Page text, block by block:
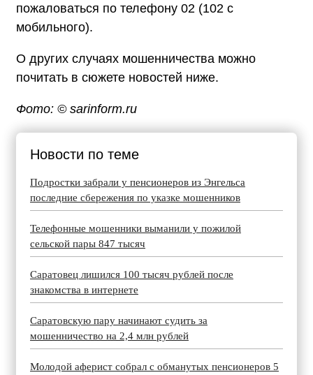
пожаловаться по телефону 02 (102 с
мобильного).
О других случаях мошенничества можно
почитать в сюжете новостей ниже.
Фото: © sarinform.ru
Новости по теме
Подростки забрали у пенсионеров из Энгельса
последние сбережения по указке мошенников
Телефонные мошенники выманили у пожилой
сельской пары 847 тысяч
Саратовец лишился 100 тысяч рублей после
знакомства в интернете
Саратовскую пару начинают судить за
мошенничество на 2,4 млн рублей
Молодой аферист собрал с обманутых пенсионеров 5